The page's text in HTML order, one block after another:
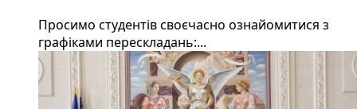
Просимо студентів своєчасно ознайомитися з
графіками перескладань:...